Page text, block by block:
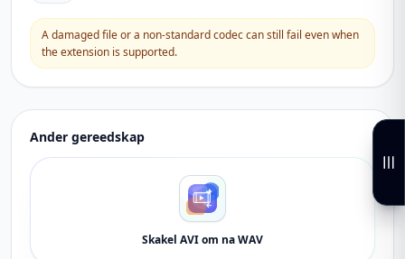
A damaged file or a non-standard codec can still fail even when
the extension is supported.
Ander gereedskap
Skakel AVI om na WAV